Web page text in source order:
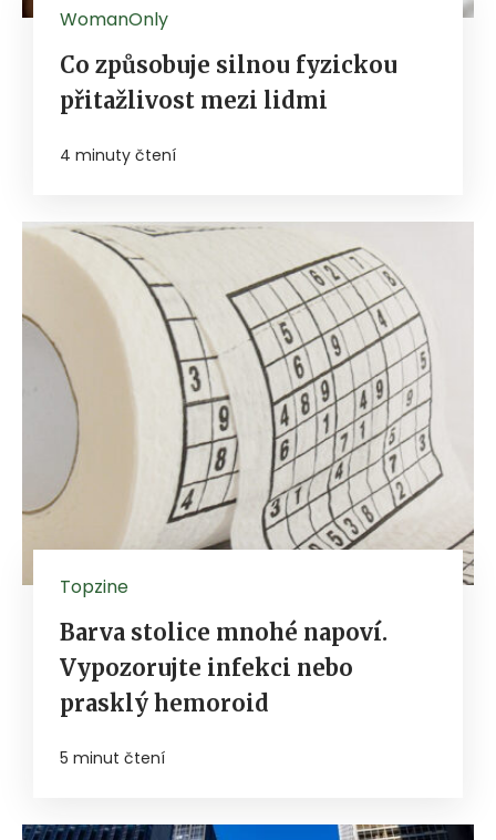
WomanOnly
Co způsobuje silnou fyzickou
přitažlivost mezi lidmi
4 minuty čtení
Topzine
Barva stolice mnohé napoví.
Vypozorujte infekci nebo
prasklý hemoroid
5 minut čtení